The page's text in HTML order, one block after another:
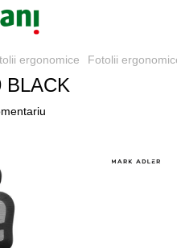
ergonomice Fotolii
BLACK